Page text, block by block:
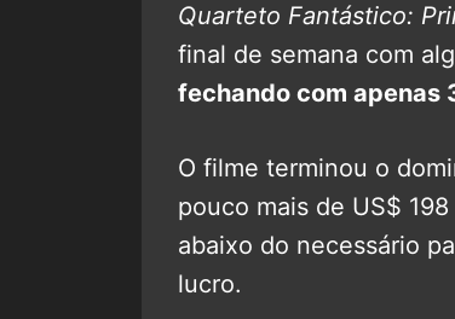
Quarteto Fantástico:
final de semana com
fechando com apenas
O filme terminou o
pouco mais de US$
abaixo do necessário
lucro.